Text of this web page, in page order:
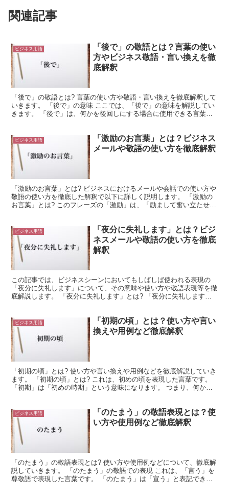
関連記事
ビジネス用語
「後で」の敬語とは？言葉の使い
方やビジネス敬語・言い換えを徹
底解釈
「後で」の敬語とは? 言葉の使い方や敬語・言い換えを徹底解釈して
いきます。 「後で」の意味 ここでは、「後で」の意味を解説してい
きます。 「後で」は、何かを後回しにする場合に使用できる言葉で
ビジネス用語
「激励のお言葉」とは？ビジネス
メールや敬語の使い方を徹底解釈
「激励のお言葉」とは? ビジネスにおけるメールや会話での使い方や
敬語の使い方を徹底した解釈で以下に詳しく説明します。 「激励の
お言葉」とは? このフレーズの「激励」は、「励まして奮い立たせる
ビジネス用語
「夜分に失礼します」とは？ビジ
ネスメールや敬語の使い方を徹底
解釈
この記事では、ビジネスシーンにおいてもしばしば使われる表現の
「夜分に失礼します」について、その意味や使い方や敬語表現等を徹
底解説します。 「夜分に失礼します」とは? 「夜分に失礼します」
ビジネス用語
「初期の頃」とは？使い方や言い
換えや用例など徹底解釈
「初期の頃」とは? 使い方や言い換えや用例などを徹底解説していき
ます。 「初期の頃」とは? これは、初めの頃を表現した言葉です。
「初期」は「初めの時期」という意味になります。 つまり、何かの
ビジネス用語
「のたまう」の敬語表現とは？使
い方や使用例など徹底解釈
「のたまう」の敬語表現とは? 使い方や使用例などについて、徹底解
説していきます。 「のたまう」の敬語での表現 これは、「言う」を
尊敬語で表現した言葉です。 「のたまう」は「宣う」と表記できま